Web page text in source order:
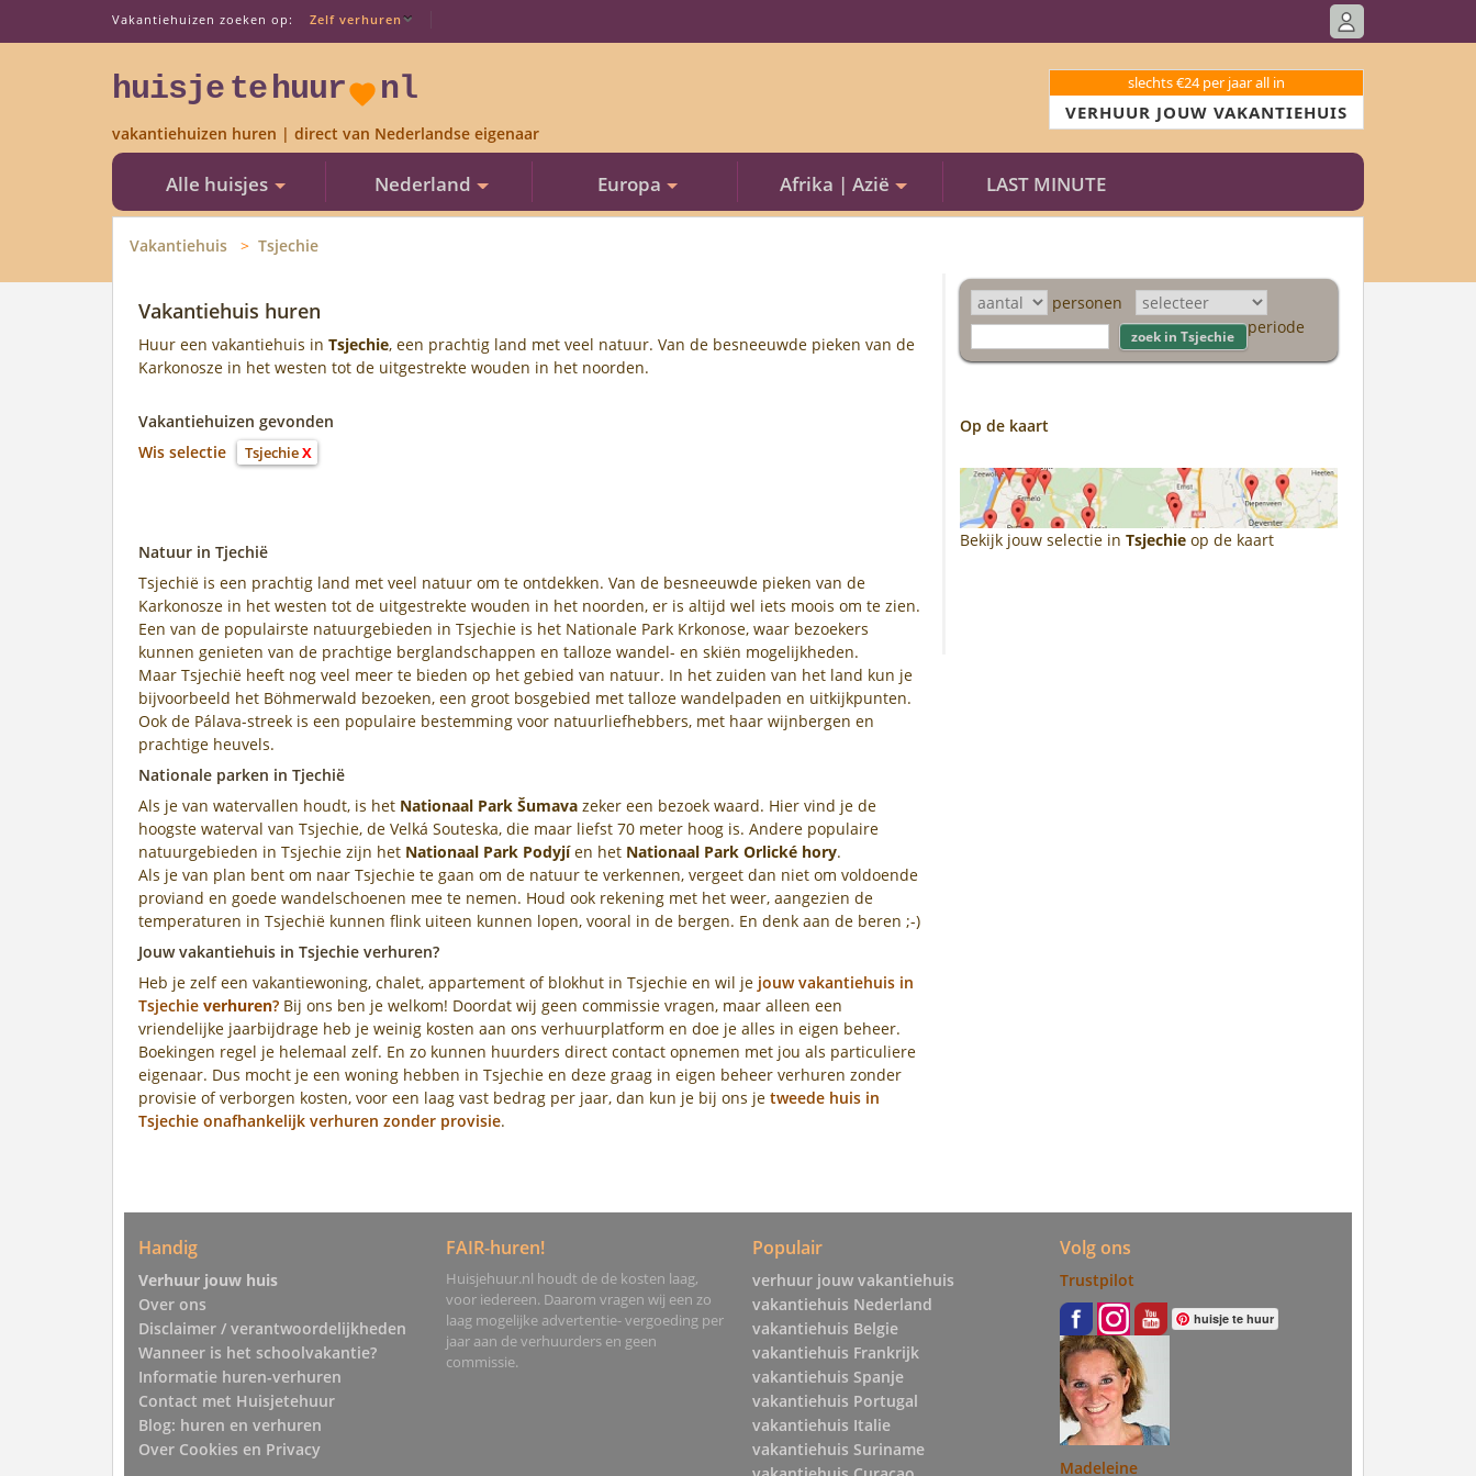
Vakantiehuizen zoeken op: Zelf verhuren
huisje tehuur nl
vakantiehuizen huren | direct van Nederlandse eigenaar
slechts €24 per jaar all in
VERHUUR JOUW VAKANTIEHUIS
Alle huisjes Nederland Europa Afrika | Azië LAST MINUTE
Vakantiehuis Tsjechie
Vakantiehuis huren
Huur een vakantiehuis in Tsjechie, een prachtig land met veel natuur. Van de besneeuwde pieken van de
Karkonosze in het westen tot de uitgestrekte wouden in het noorden.
Vakantiehuizen gevonden
Wis selectie
TsjechieX
Natuur in Tjechië
Tsjechië is een prachtig land met veel natuur om te ontdekken. Van de besneeuwde pieken van de
Karkonosze in het westen tot de uitgestrekte wouden in het noorden, er is altijd wel iets moois om te zien.
Een van de populairste natuurgebieden in Tsjechie is het Nationale Park Krkonose, waar bezoekers
kunnen genieten van de prachtige berglandschappen en talloze wandel- en skiën mogelijkheden.
Maar Tsjechië heeft nog veel meer te bieden op het gebied van natuur. In het zuiden van het land kun je
bijvoorbeeld het Böhmerwald bezoeken, een groot bosgebied met talloze wandelpaden en uitkijkpunten.
Ook de Pálava-streek is een populaire bestemming voor natuurliefhebbers, met haar wijnbergen en
prachtige heuvels.
Nationale parken in Tjechië
Als je van watervallen houdt, is het Nationaal Park Šumava zeker een bezoek waard. Hier vind je de
hoogste waterval van Tsjechie, de Velká Souteska, die maar liefst 70 meter hoog is. Andere populaire
natuurgebieden in Tsjechie zijn het Nationaal Park Podyjíen het Nationaal Park Orlické hory.
Als je van plan bent om naar Tsjechie te gaan om de natuur te verkennen, vergeet dan niet om voldoende
proviand en goede wandelschoenen mee te nemen. Houd ook rekening met het weer, aangezien de
temperaturen in Tsjechië kunnen flink uiteen kunnen lopen, vooral in de bergen. En denk aan de beren ;-)
Jouw vakantiehuis in Tsjechie verhuren?
Heb je zelf een vakantiewoning, chalet, appartement of blokhut in Tsjechie en wil je jouw vakantiehuis in
Tsjechie verhuren? Bij ons ben je welkom! Doordat wij geen commissie vragen, maar alleen een
vriendelijke jaarbijdrage heb je weinig kosten aan ons verhuurplatform en doe je alles in eigen beheer.
Boekingen regel je helemaal zelf. En zo kunnen huurders direct contact opnemen met jou als particuliere
eigenaar. Dus mocht je een woning hebben in Tsjechie en deze graag in eigen beheer verhuren zonder
provisie of verborgen kosten, voor een laag vast bedrag per jaar, dan kun je bij ons je tweede huis in
Tsjechie onafhankelijk verhuren zonder provisie.
personen
periode
Op de kaart
Bekijk jouw selectie inTsjechie op de kaart
Handig
Verhuur jouw huis
Over ons
Disclaimer / verantwoordelijkheden
Wanneer is het schoolvakantie?
Informatie huren-verhuren
Contact met Huisjetehuur
Blog: huren en verhuren
Over Cookies en Privacy
FAIR-huren!
Huisjehuur.nl houdt de de kosten laag,
voor iedereen. Daarom vragen wij een zo
laag mogelijke advertentie- vergoeding per
jaar aan de verhuurders en geen
commissie.
Populair
verhuur jouw vakantiehuis
vakantiehuis Nederland
vakantiehuis Belgie
vakantiehuis Frankrijk
vakantiehuis Spanje
vakantiehuis Portugal
vakantiehuis Italie
vakantiehuis Suriname
Volg ons
Trustpilot
huisje te huur
Madeleine